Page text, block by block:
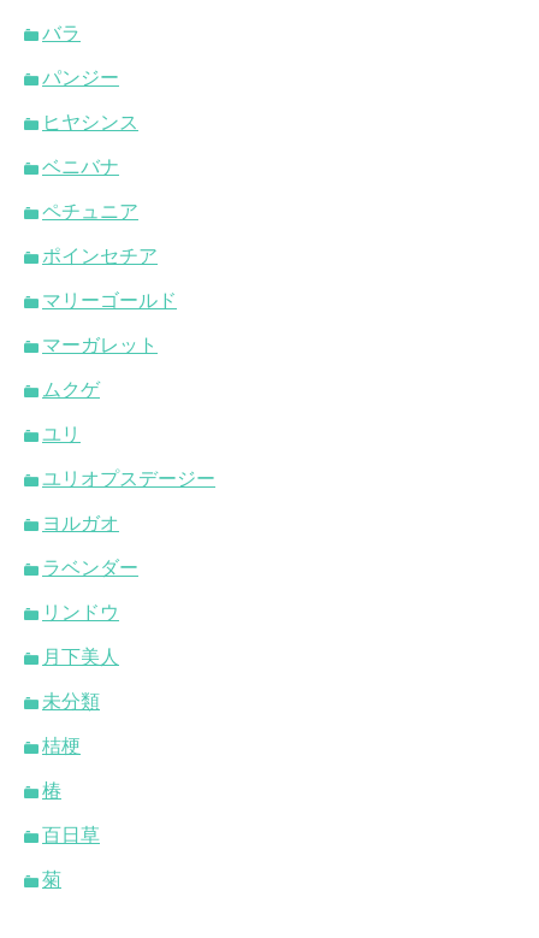
バラ
パンジー
ヒヤシンス
ベニバナ
ペチュニア
ポインセチア
マリーゴールド
マーガレット
ムクゲ
ユリ
ユリオプスデージー
ヨルガオ
ラベンダー
リンドウ
月下美人
未分類
桔梗
椿
百日草
菊